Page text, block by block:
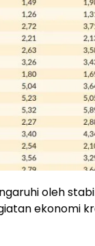
oleh
ekonomi